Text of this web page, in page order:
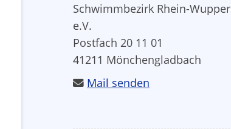
Schwimmbezirk Rhein-Wupper
e.V.
Postfach 20 11 01
41211 Mönchengladbach
Mail senden